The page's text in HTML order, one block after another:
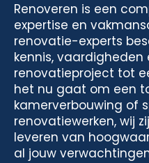
Renoveren is een
expertise en
renovatie-experts
kennis,
renovatieproject tot
het nu gaat om een
kamerverbouwing of
renovatiewerken, wij
leveren van
al jouw